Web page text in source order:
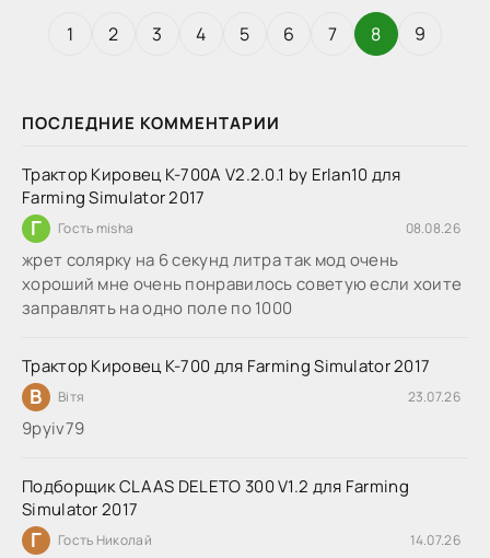
ПОСЛЕДНИЕ КОММЕНТАРИИ
Трактор Кировец К-700А V2.2.0.1 by Erlan10 для
Farming Simulator 2017
Г Гость misha 08.08.26
жрет солярку на 6 секунд литра так мод очень
хороший мне очень понравилось советую если хоите
заправлять на одно поле по 1000
Трактор Кировец К-700 для Farming Simulator 2017
В Вітя 23.07.26
9руіv79
Подборщик CLAAS DELETO 300 V1.2 для Farming
Simulator 2017
Г Гость Николай 14.07.26
1 2 3 4 5 6 7 8 9